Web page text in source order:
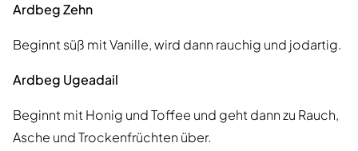
Ardbeg Zehn
Beginnt süß mit Vanille, wird dann rauchig und jodartig.
Ardbeg Ugeadail
Beginnt mit Honig und Toffee und geht dann zu Rauch,
Asche und Trockenfrüchten über.